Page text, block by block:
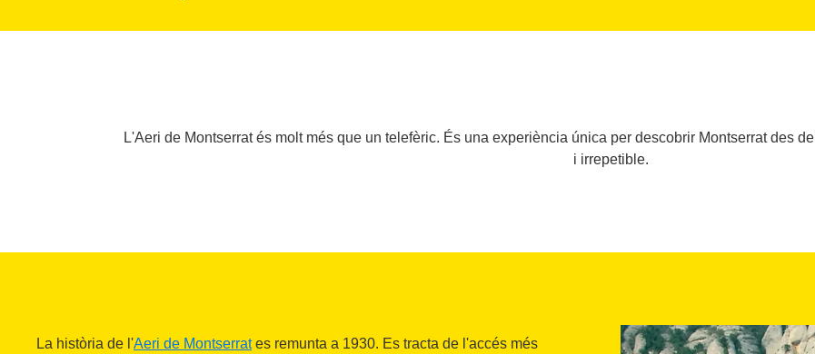
L'Aeri de Montserrat és molt més que un telefèric. És una experiència única per descobrir Montserrat des
i irrepetible.
La història de l'Aeri de Montserrates remunta a 1930. Es tracta de l'accés més